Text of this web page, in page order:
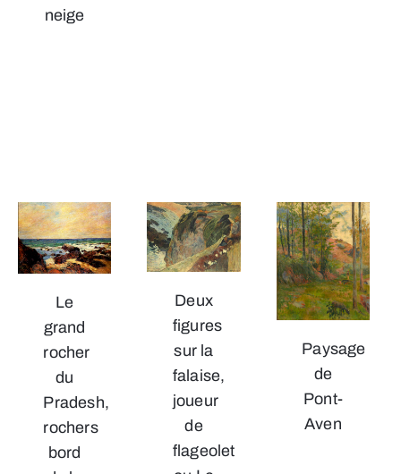
neige
Le
grand
rocher
du
Pradesh,
rochers
bord
Deux
figures
sur la
falaise,
joueur
de
flageolet
Paysage
de
Pont-
Aven